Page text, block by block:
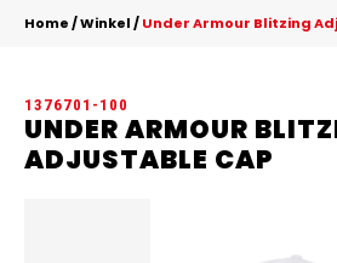
to
SCHOENEN
ACCESSOIRES
KLEDING
SCHOENEN
KINDEREN
KLEDING
Home/Winkel/Under Armour Blitzing
1376701-100
UNDER ARMOUR
ADJUSTABLE CAP